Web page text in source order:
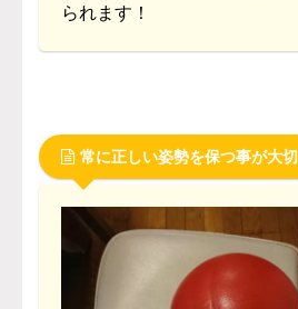
られます！
常に正しい姿勢を保つ事が大切